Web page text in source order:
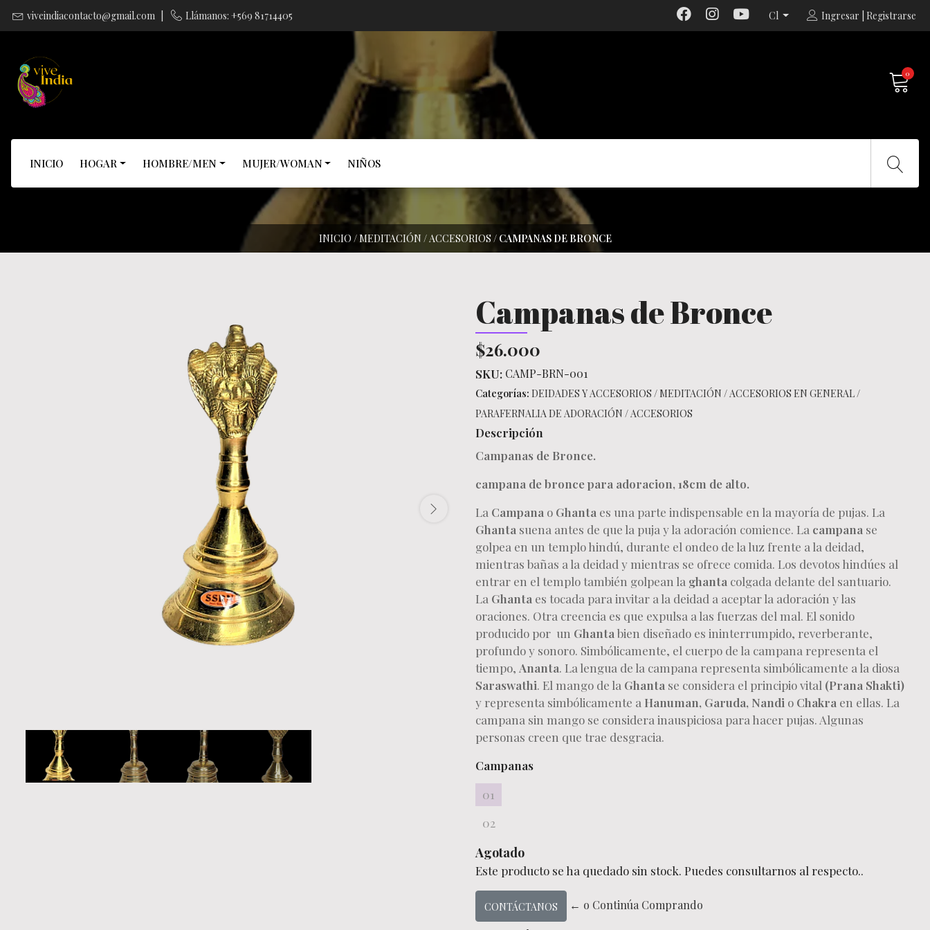
viveindiacontacto@gmail.com Llámanos: +569 81714405 Cl Ingresar | Registrarse
0
INICIO HOGAR HOMBRE/MEN MUJER/WOMAN NIÑOS
INICIO /MEDITACIÓN /ACCESORIOS / CAMPANAS DE BRONCE
Campanas de Bronce
$26.000
SKU: CAMP-BRN-001
Categorías: DEIDADES Y ACCESORIOS / MEDITACIÓN /ACCESORIOS EN GENERAL/
PARAFERNALIA DE ADORACIÓN /ACCESORIOS
Descripción
Campanas de Bronce.
campana de bronce para adoracion, 18cm de alto.
La Campana o Ghanta es una parte indispensable en la mayoría de pujas. La
Ghanta suena antes de que la puja y la adoración comience. La campana se
golpea en un templo hindú, durante el ondeo de la luz frente a la deidad,
mientras bañas a la deidad y mientras se ofrece comida. Los devotos hindúes al
entrar en el templo también golpean la ghanta colgada delante del santuario.
La Ghanta es tocada para invitar a la deidad a aceptar la adoración y las
oraciones. Otra creencia es que expulsa a las fuerzas del mal. El sonido
producido por un Ghanta bien diseñado es ininterrumpido, reverberante,
profundo y sonoro. Simbólicamente, el cuerpo de la campana representa el
tiempo, Ananta. La lengua de la campana representa simbólicamente a la diosa
Saraswathi. El mango de la Ghanta se considera el principio vital (Prana Shakti)
y representa simbólicamente a Hanuman, Garuda, Nandi o Chakra en ellas. La
campana sin mango se considera inauspiciosa para hacer pujas. Algunas
personas creen que trae desgracia.
Campanas
01
02
Agotado
Este producto se ha quedado sin stock. Puedes consultarnos al respecto..
CONTÁCTANOS ← o Continúa Comprando